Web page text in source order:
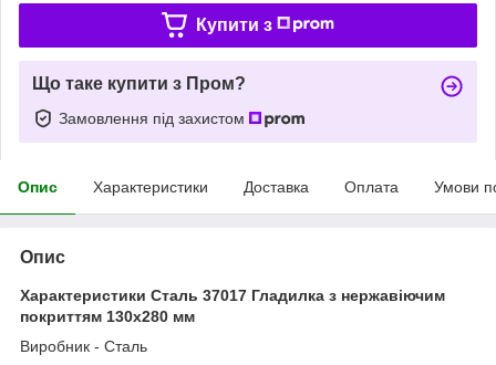
Купити з
Що таке купити з Пром?
Замовлення під захистом
Опис Характеристики Доставка Оплата Умови
Опис
Характеристики Сталь 37017 Гладилка з нержавіючим
покриттям 130х280 мм
Виробник - Сталь